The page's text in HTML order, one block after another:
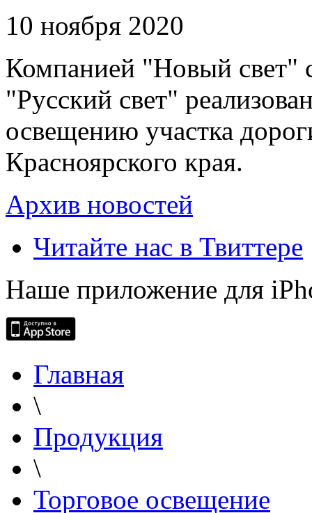
10 ноября 2020
Компанией "Новый свет"
"Русский свет"
освещению участка
Красноярского края.
Архив новостей
Читайте нас в Твиттере
Наше приложение для
Главная
\
Продукция
\
Торговое освещение